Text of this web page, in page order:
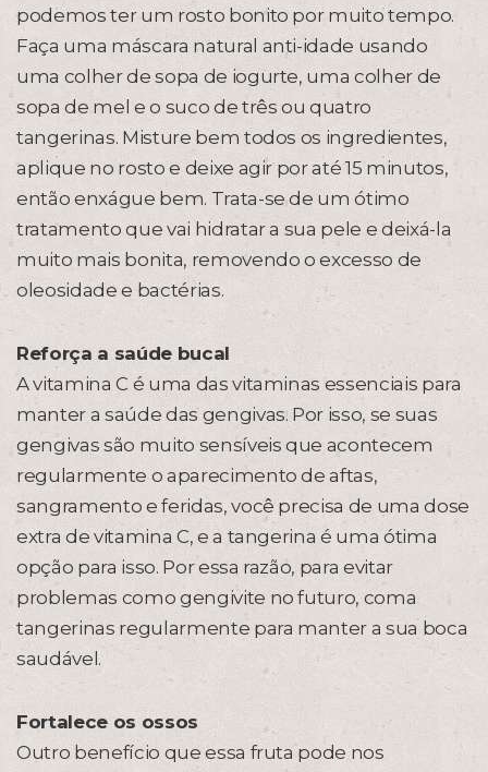
podemos ter um rosto bonito por muito tempo.
Faça uma máscara natural anti-idade usando
uma colher de sopa de iogurte, uma colher de
sopa de mel e o suco de três ou quatro
tangerinas. Misture bem todos os ingredientes,
aplique no rosto e deixe agir por até 15 minutos,
então enxágue bem. Trata-se de um ótimo
tratamento que vai hidratar a sua pele e deixá-la
muito mais bonita, removendo o excesso de
oleosidade e bactérias.
Reforça a saúde bucal
A vitamina C é uma das vitaminas essenciais para
manter a saúde das gengivas. Por isso, se suas
gengivas são muito sensíveis que acontecem
regularmente o aparecimento de aftas,
sangramento e feridas, você precisa de uma dose
extra de vitamina C, e a tangerina é uma ótima
opção para isso. Por essa razão, para evitar
problemas como gengivite no futuro, coma
tangerinas regularmente para manter a sua boca
saudável.
Fortalece os ossos
Outro benefício que essa fruta pode nos